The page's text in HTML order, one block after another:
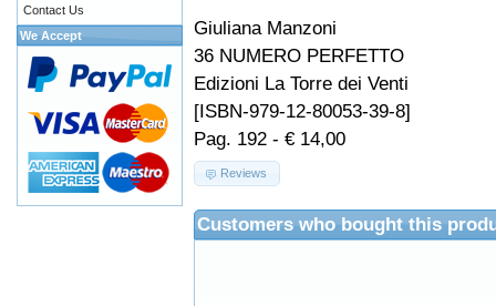
Giuliana Manzoni
36 NUMERO PERFETTO
Edizioni La Torre dei Venti
[ISBN-979-12-80053-39-8]
Pag. 192 - € 14,00
Reviews
Customers who bought this
Contact Us
We Accept